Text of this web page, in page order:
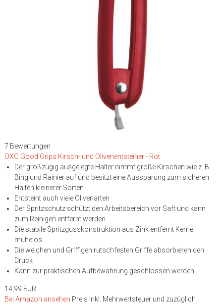
7 Bewertungen
OXO Good Grips Kirsch- und Olivenentsteiner - Rot
Der großzügig ausgelegte Halter nimmt große Kirschen wie z. B.
Bing und Rainier auf und besitzt eine Aussparung zum sicheren
Halten kleinerer Sorten
Entsteint auch viele Olivenarten
Der Spritzschutz schützt den Arbeitsbereich vor Saft und kann
zum Reinigen entfernt werden
Die stabile Spritzgusskonstruktion aus Zink entfernt Kerne
mühelos
Die weichen und Griffigen rutschfesten Griffe absorbieren den
Druck
Kann zur praktischen Aufbewahrung geschlossen werden
14,99 EUR
Bei Amazon ansehen Preis inkl. Mehrwertsteuer und zuzüglich